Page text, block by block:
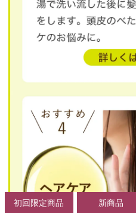
初回限定商品 新商品